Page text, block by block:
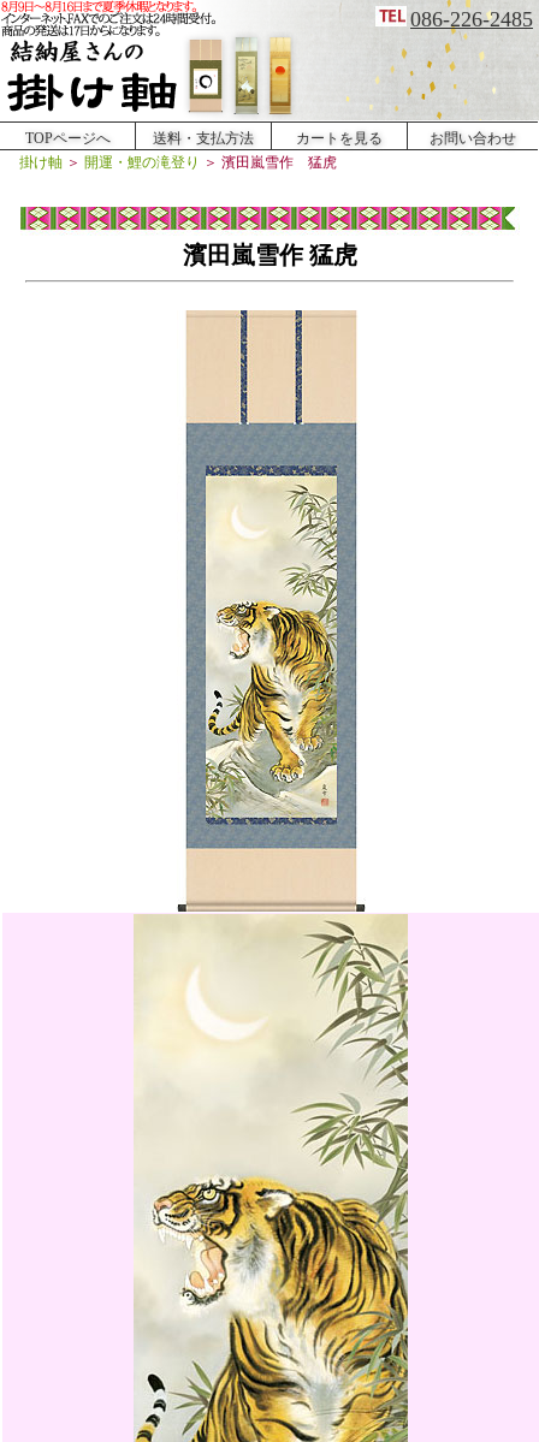
086-226-2485
TOPページへ 送料・支払方法 カートを見る
お問い合わせ
掛け軸 ＞ 開運・鯉の滝登り ＞ 濱田嵐雪作 猛虎
濱田嵐雪作 猛虎